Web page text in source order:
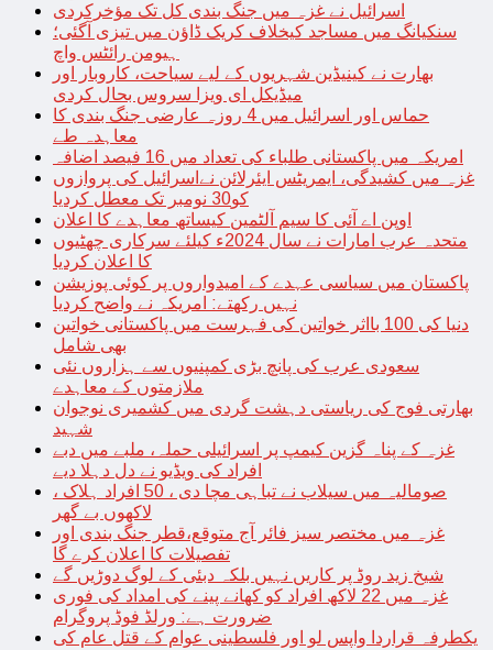
اسرائیل نے غزہ میں جنگ بندی کل تک مؤخرکردی
سنکیانگ میں مساجد کیخلاف کریک ڈاؤن میں تیزی آگئی؛
ہیومن رائٹس واچ
بھارت نے کینیڈین شہریوں کے لیے سیاحت، کاروبار اور
میڈیکل ای ویزا سروس بحال کردی
حماس اور اسرائیل میں 4 روزہ عارضی جنگ بندی کا
معاہدہ طے
امریکہ میں پاکستانی طلباء کی تعداد میں 16 فیصد اضافہ
غزہ میں کشیدگی، ایمریٹس ایئرلائن نےاسرائیل کی پروازوں
کو30 نومبر تک معطل کردیا
اوپن اے آئی کا سیم آلٹمین کیساتھ معاہدے کا اعلان
متحدہ عرب امارات نے سال 2024ء کیلئے سرکاری چھٹیوں
کا اعلان کردیا
پاکستان میں سیاسی عہدے کے امیدواروں پر کوئی پوزیشن
نہیں رکھتے: امریکہ نے واضح کردیا
دنیا کی 100 بااثر خواتین کی فہرست میں پاکستانی خواتین
بھی شامل
سعودی عرب کی پانچ بڑی کمپنیوں سے ہزاروں نئی
ملازمتوں کے معاہدے
بھارتی فوج کی ریاستی دہشت گردی میں کشمیری نوجوان
شہید
غزہ کے پناہ گزین کیمپ پر اسرائیلی حملہ، ملبے میں دبے
افراد کی ویڈیو نے دل دہلا دیے
صومالیہ میں سیلاب نے تباہی مچا دی ، 50 افراد ہلاک ،
لاکھوں بے گھر
غزہ میں مختصر سیز فائر آج متوقع،قطر جنگ بندی اور
تفصیلات کا اعلان کرے گا
شیخ زید روڈ پر کاریں نہیں بلکہ دبئی کے لوگ دوڑیں گے
غزہ میں 22 لاکھ افراد کو کھانے پینے کی امداد کی فوری
ضرورت ہے: ورلڈ فوڈ پروگرام
یکطرفہ قراردا واپس لو اور فلسطینی عوام کے قتل عام کی